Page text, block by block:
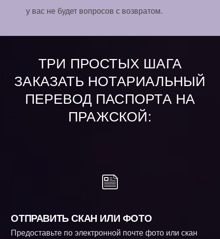
у вас не будет вопросов с возвратом.
ТРИ ПРОСТЫХ ШАГА
ЗАКАЗАТЬ НОТАРИАЛЬНЫЙ
ПЕРЕВОД ПАСПОРТА НА
ПРАЖСКОЙ:
ОТПРАВИТЬ СКАН ИЛИ ФОТО
Предоставьте по электронной почте фото или скан